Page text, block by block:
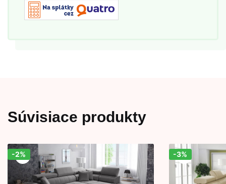
Súvisiace produkty
Zľava!
-2% Zľava!
-3%